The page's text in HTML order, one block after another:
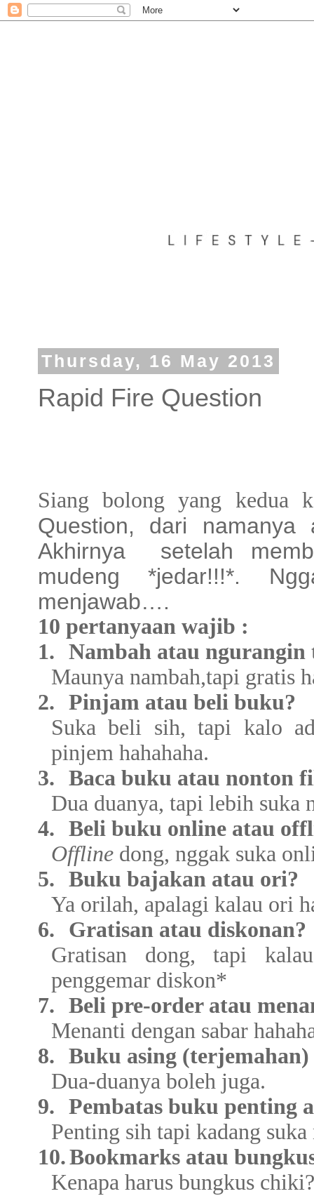
Thursday, 16 May 2013
Rapid Fire Question
Siang bolong yang kedua
Question, dari namanya
Akhirnya
setelah
mudeng *jedar!!!*.
menjawab….
10 pertanyaan wajib :
1. Nambah atau
Maunya nambah,tapi gratis
2. Pinjam atau beli buku?
Suka beli sih, tapi kalo
pinjem hahahaha.
3. Baca buku atau nonton
Dua duanya, tapi lebih
4. Beli buku online atau
Offline dong, nggak suka
5. Buku bajakan atau ori?
Ya orilah, apalagi kalau ori
6.
Gratisan atau diskonan?
Gratisan dong, tapi
penggemar diskon*
7. Beli pre-order atau
Menanti dengan sabar
8. Buku asing
Dua-duanya boleh juga.
9. Pembatas buku penting
Penting sih tapi kadang
10.Bookmarks atau
Kenapa harus bungkus